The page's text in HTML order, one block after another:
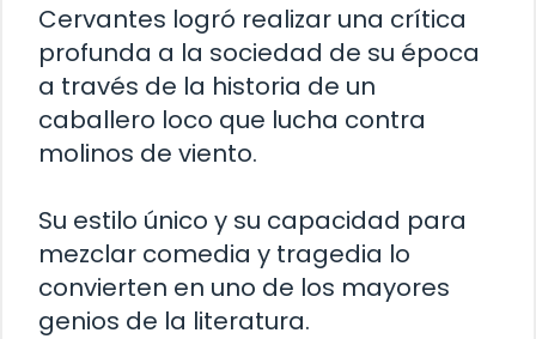
Cervantes logró realizar una crítica
profunda a la sociedad de su época
a través de la historia de un
caballero loco que lucha contra
molinos de viento.
Su estilo único y su capacidad para
mezclar comedia y tragedia lo
convierten en uno de los mayores
genios de la literatura.